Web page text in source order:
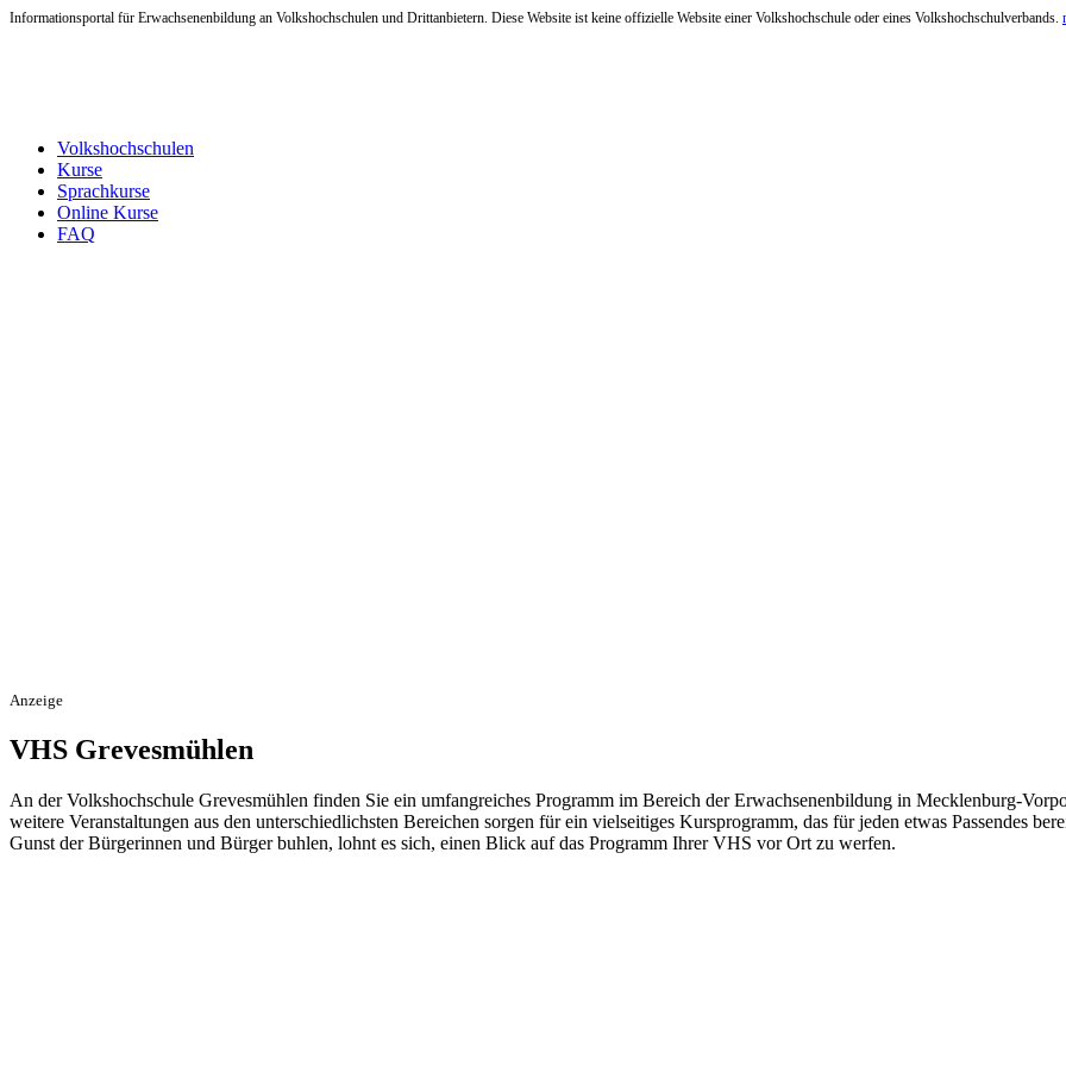
Informationsportal für Erwachsenenbildung an Volkshochschulen und Drittanbietern. Diese Website ist keine offizielle Website einer Volkshochschule oder eines Volkshochschulverbands.
Volkshochschulen
Kurse
Sprachkurse
Online Kurse
FAQ
Anzeige
VHS Grevesmühlen
An der Volkshochschule Grevesmühlen finden Sie ein umfangreiches Programm im Bereich der Erwachsenenbildung in Mecklenburg-
weitere Veranstaltungen aus den unterschiedlichsten Bereichen sorgen für ein vielseitiges Kursprogramm, das für jeden etwas Passendes
Gunst der Bürgerinnen und Bürger buhlen, lohnt es sich, einen Blick auf das Programm Ihrer VHS vor Ort zu werfen.